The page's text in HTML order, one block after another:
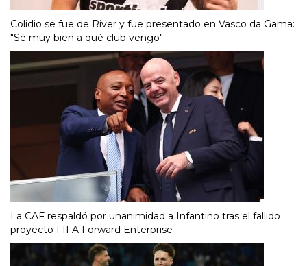
Colidio se fue de River y fue presentado en Vasco da Gama:
"Sé muy bien a qué club vengo"
La CAF respaldó por unanimidad a Infantino tras el fallido
proyecto FIFA Forward Enterprise